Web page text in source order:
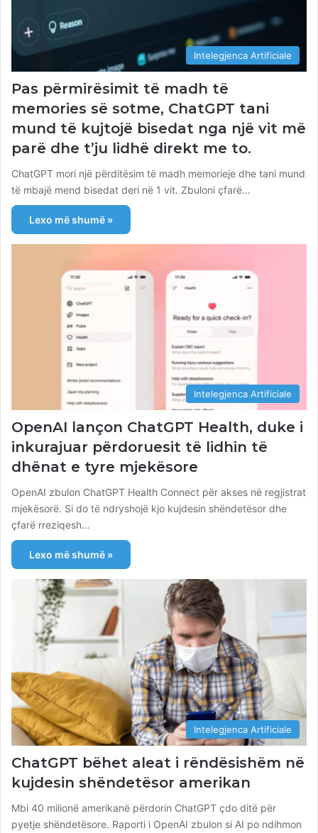
Intelegjenca Artificiale
Pas përmirësimit të madh të
memories së sotme, ChatGPT tani
mund të kujtojë bisedat nga një vit më
parë dhe t’ju lidhë direkt me to.
ChatGPT mori një përditësim të madh memorieje dhe tani mund
të mbajë mend bisedat deri në 1 vit. Zbuloni çfarë…
Lexo më shumë »
Intelegjenca Artificiale
OpenAI lançon ChatGPT Health, duke i
inkurajuar përdoruesit të lidhin të
dhënat e tyre mjekësore
OpenAI zbulon ChatGPT Health Connect për akses në regjistrat
mjekësorë. Si do të ndryshojë kjo kujdesin shëndetësor dhe
çfarë rreziqesh…
Lexo më shumë »
Intelegjenca Artificiale
ChatGPT bëhet aleat i rëndësishëm në
kujdesin shëndetësor amerikan
Mbi 40 milionë amerikanë përdorin ChatGPT çdo ditë për
pyetje shëndetësore. Raporti i OpenAI zbulon si AI po ndihmon